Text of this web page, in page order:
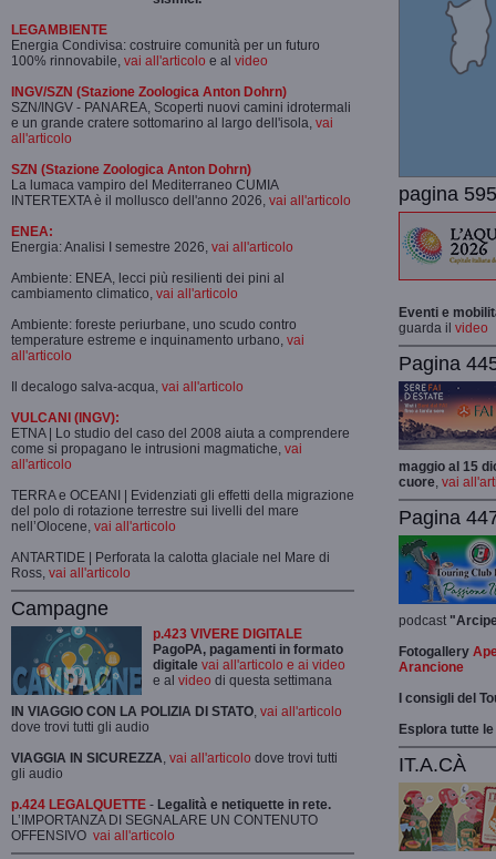
LEGAMBIENTE
Energia Condivisa: costruire comunità per un futuro
100% rinnovabile, vai all'articolo e al video
INGV/SZN (Stazione Zoologica Anton Dohrn)
SZN/INGV - PANAREA, Scoperti nuovi camini idrotermali
e un grande cratere sottomarino al largo dell'isola, vai
all'articolo
SZN (Stazione Zoologica Anton Dohrn)
La lumaca vampiro del Mediterraneo CUMIA
INTERTEXTA è il mollusco dell'anno 2026, vai all'articolo
ENEA:
Energia: Analisi I semestre 2026, vai all'articolo
Ambiente: ENEA, lecci più resilienti dei pini al
cambiamento climatico, vai all'articolo
Ambiente: foreste periurbane, uno scudo contro
temperature estreme e inquinamento urbano, vai
all'articolo
Il decalogo salva-acqua, vai all'articolo
VULCANI (INGV):
ETNA | Lo studio del caso del 2008 aiuta a comprendere
come si propagano le intrusioni magmatiche, vai
all'articolo
TERRA e OCEANI | Evidenziati gli effetti della migrazione
del polo di rotazione terrestre sui livelli del mare
nell’Olocene, vai all'articolo
ANTARTIDE | Perforata la calotta glaciale nel Mare di
Ross, vai all'articolo
Campagne
p.423 VIVERE DIGITALE
PagoPA, pagamenti in formato
digitale vai all'articolo e ai video
e al video di questa settimana
IN VIAGGIO CON LA POLIZIA DI STATO, vai all'articolo
dove trovi tutti gli audio
VIAGGIA IN SICUREZZA, vai all'articolo dove trovi tutti
gli audio
p.424 LEGALQUETTE - Legalità e netiquette in rete.
L’IMPORTANZA DI SEGNALARE UN CONTENUTO
OFFENSIVO vai all'articolo
pagina
Eventi e
guarda il video
Pagina
maggio al 15
cuore, vai
Pagina
podcast
Fotogallery
Arancione
I consigli del
Esplora tutte
IT.A.CÀ